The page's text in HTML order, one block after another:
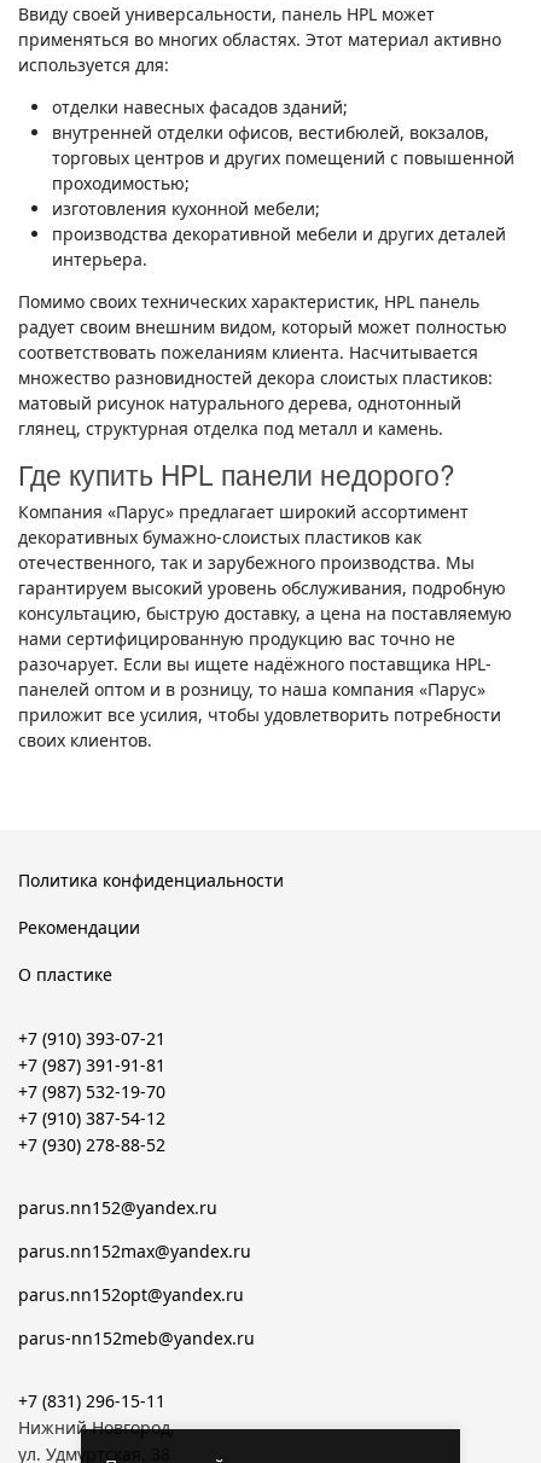
Ввиду своей универсальности, панель НPL может
применяться во многих областях. Этот материал активно
используется для:
отделки навесных фасадов зданий;
внутренней отделки офисов, вестибюлей, вокзалов,
торговых центров и других помещений с повышенной
проходимостью;
изготовления кухонной мебели;
производства декоративной мебели и других деталей
интерьера.
Помимо своих технических характеристик, HPL панель
радует своим внешним видом, который может полностью
соответствовать пожеланиям клиента. Насчитывается
множество разновидностей декора слоистых пластиков:
матовый рисунок натурального дерева, однотонный
глянец, структурная отделка под металл и камень.
Где купить HPL панели недорого?
Компания «Парус» предлагает широкий ассортимент
декоративных бумажно-слоистых пластиков как
отечественного, так и зарубежного производства. Мы
гарантируем высокий уровень обслуживания, подробную
консультацию, быструю доставку, а цена на поставляемую
нами сертифицированную продукцию вас точно не
разочарует. Если вы ищете надёжного поставщика HPL-
панелей оптом и в розницу, то наша компания «Парус»
приложит все усилия, чтобы удовлетворить потребности
своих клиентов.
Политика конфиденциальности
Рекомендации
О пластике
+7 (910) 393-07-21
+7 (987) 391-91-81
+7 (987) 532-19-70
+7 (910) 387-54-12
+7 (930) 278-88-52
parus.nn152@yandex.ru
parus.nn152max@yandex.ru
parus.nn152opt@yandex.ru
parus-nn152meb@yandex.ru
+7 (831) 296-15-11
Нижний Новгород,
ул. Удмуртская, 38